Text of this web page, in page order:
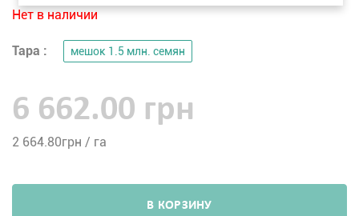
Нет в наличии
Тара : мешок 1.5 млн. семян
6 662.00 грн
2 664.80грн / га
В КОРЗИНУ